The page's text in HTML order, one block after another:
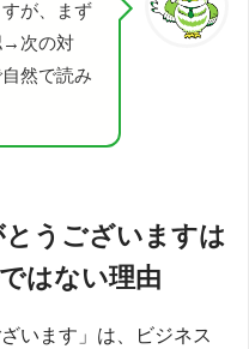
が、まず
→次の対
然で読み
うございますは
はない理由
います」は、ビジネス